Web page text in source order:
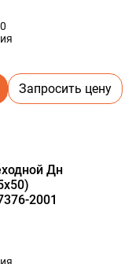
Запросить цену
Дн
2001